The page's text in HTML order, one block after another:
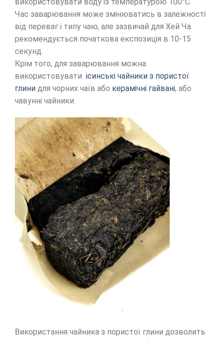
використовувати воду із температурою 100°C.
Час заварювання може змінюватись в залежності
від переваг і типу чаю, але зазвичай для Хей Ча
рекомендується початкова експозиція в 10-15
секунд.
Крім того, для заварювання можна
використовувати ісинські чайники з пористої
глини для чорних чаїв або керамічні гайвані, або
чавунні чайники.
Використання чайника з пористої глини дозволить